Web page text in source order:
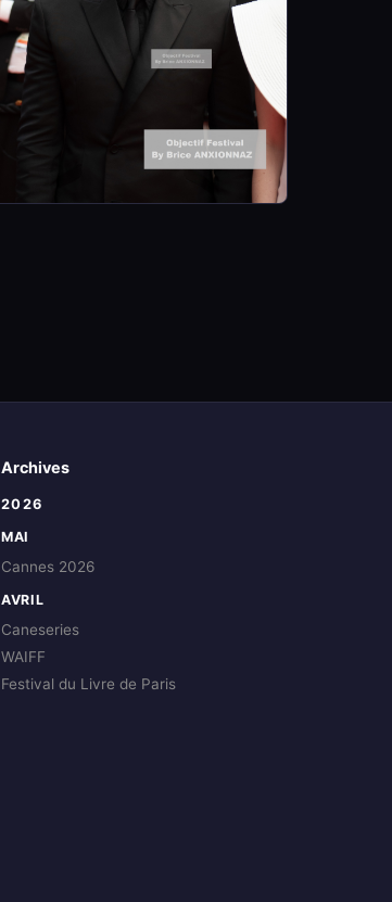
Archives
2026
MAI
Cannes 2026
AVRIL
Caneseries
WAIFF
Festival du Livre de Paris